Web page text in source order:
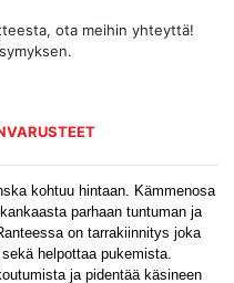
ota meihin yhteyttä!
kohtuu hintaan. Kämmenosa
parhaan tuntuman ja
on tarrakiinnitys joka
helpottaa pukemista.
ja pidentää käsineen